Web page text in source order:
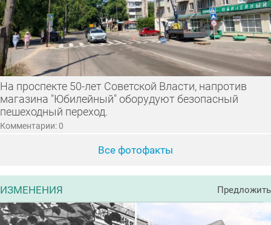
На проспекте 50-лет Советской Власти, напротив
магазина "Юбилейный" оборудуют безопасный
пешеходный переход.
Комментарии: 0
Все фотофакты
ИЗМЕНЕНИЯ Предложить